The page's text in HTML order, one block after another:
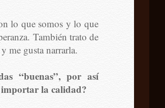
lo que somos y lo que
También trato de
me gusta narrarla.
“buenas”, por así
importar la calidad?